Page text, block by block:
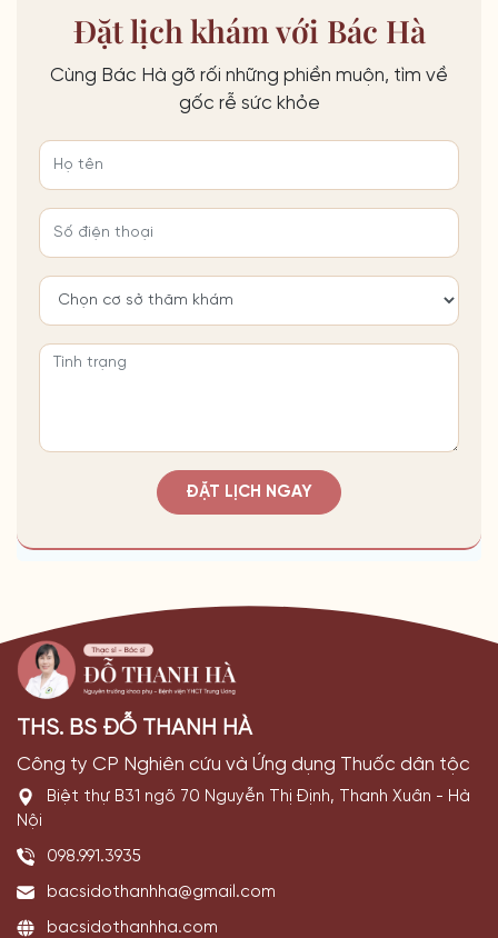
Đặt lịch khám với Bác Hà
Cùng Bác Hà gỡ rối những phiền muộn, tìm về
gốc rễ sức khỏe
ĐẶT LỊCH NGAY
THS. BS ĐỖ THANH HÀ
Công ty CP Nghiên cứu và Ứng dụng Thuốc dân tộc
Biệt thự B31 ngõ 70 Nguyễn Thị Định, Thanh Xuân - Hà
Nội
098.991.3935
bacsidothanhha@gmail.com
bacsidothanhha.com